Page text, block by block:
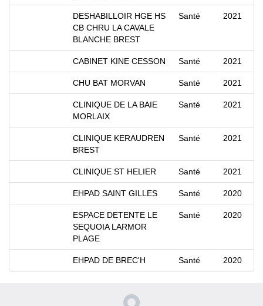
DESHABILLOIR HGE HS
CB CHRU LA CAVALE
BLANCHE BREST
Santé 2021
CABINET KINE CESSON Santé 2021
CHU BAT MORVAN Santé 2021
CLINIQUE DE LA BAIE
MORLAIX
Santé 2021
CLINIQUE KERAUDREN
BREST
Santé 2021
CLINIQUE ST HELIER Santé 2021
EHPAD SAINT GILLES Santé 2020
ESPACE DETENTE LE
SEQUOIA LARMOR
PLAGE
Santé 2020
EHPAD DE BREC'H Santé 2020